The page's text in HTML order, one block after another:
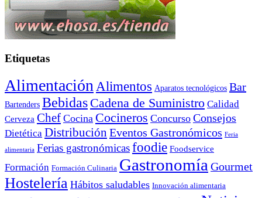
Etiquetas
Alimentación Alimentos Aparatos tecnológicos Bar
Bartenders Bebidas Cadena de Suministro Calidad
Cerveza Chef Cocina Cocineros Concurso Consejos
Dietética Distribución Eventos Gastronómicos Feria
alimentaria Ferias gastronómicasfoodie Foodservice
Formación Formación Culinaria Gastronomía Gourmet
Hostelería Hábitos saludables Innovación alimentaria